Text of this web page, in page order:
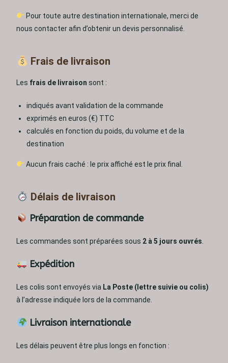
Pour toute autre destination internationale, merci de
nous contacter afin d’obtenir un devis personnalisé.
Frais de livraison
Les frais de livraison sont :
indiqués avant validation de la commande
exprimés en euros (€) TTC
calculés en fonction du poids, du volume et de la
destination
Aucun frais caché : le prix affiché est le prix final.
Délais de livraison
Préparation de commande
Les commandes sont préparées sous 2 à 5 jours ouvrés
Expédition
Les colis sont envoyés via La Poste (lettre suivie ou colis)
à l’adresse indiquée lors de la commande.
Livraison internationale
Les délais peuvent être plus longs en fonction :